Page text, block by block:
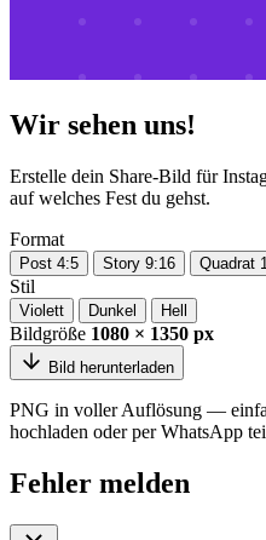
Wir sehen uns!
Erstelle dein Share-Bild für
auf welches Fest du gehst.
Format
Post 4:5 Story 9:16 Quadrat
Stil
Violett Dunkel Hell
Bildgröße 1080 × 1350 px
Bild herunterladen
PNG in voller Auflösung —
hochladen oder per WhatsApp
Fehler melden